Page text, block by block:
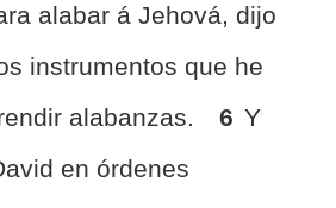
alabar á Jehová, dijo
instrumentos que he
alabanzas.
6 Y
en órdenes